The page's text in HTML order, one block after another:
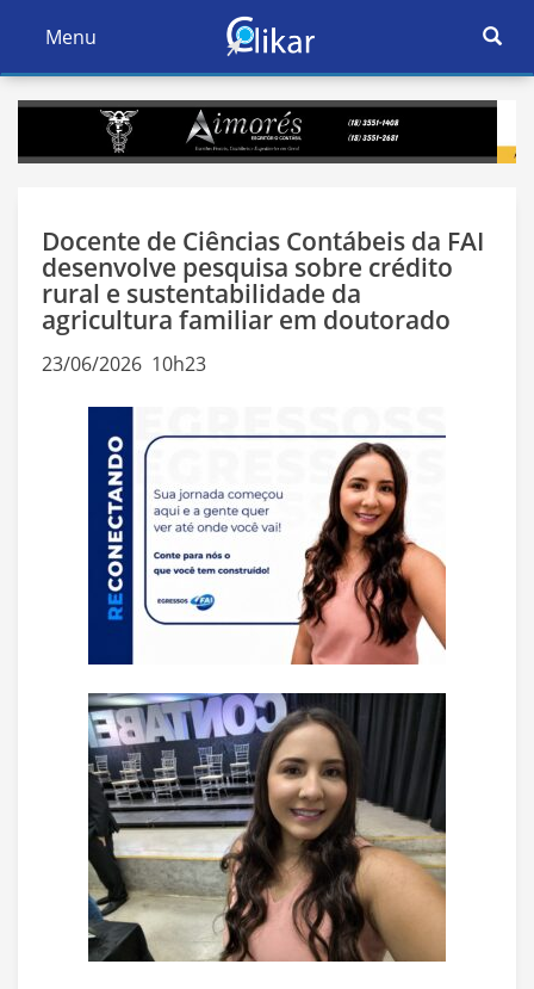
Ativar
Navegação
Menu
Ativar
Docente de Ciências Contábeis da FAI
desenvolve pesquisa sobre crédito
rural e sustentabilidade da
agricultura familiar em doutorado
23/06/2026 10h23